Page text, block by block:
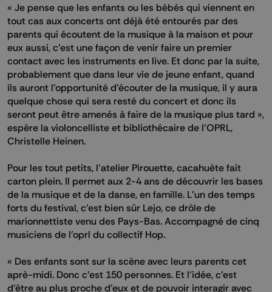
« Je pense que les enfants ou les bébés qui viennent en
tout cas aux concerts ont déjà été entourés par des
parents qui écoutent de la musique à la maison et pour
eux aussi, c'est une façon de venir faire un premier
contact avec les instruments en live. Et donc par la suite,
probablement que dans leur vie de jeune enfant, quand
ils auront l'opportunité d'écouter de la musique, il y aura
quelque chose qui sera resté du concert et donc ils
seront peut être amenés à faire de la musique plus tard »,
espère la violoncelliste et bibliothécaire de l'OPRL,
Christelle Heinen.
Pour les tout petits, l’atelier Pirouette, cacahuète fait
carton plein. Il permet aux 2-4 ans de découvrir les bases
de la musique et de la danse, en famille. L’un des temps
forts du festival, c’est bien sûr Lejo, ce drôle de
marionnettiste venu des Pays-Bas. Accompagné de cinq
musiciens de l’oprl du collectif Hop.
« Des enfants sont sur la scène avec leurs parents cet
aprè-midi. Donc c'est 150 personnes. Et l'idée, c'est
d'être au plus proche d'eux et de pouvoir interagir avec